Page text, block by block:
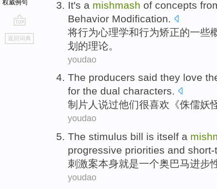
权威例句
go
top
返回词典
It's a mishmash of concepts
Behavior Modification
将行为心理学和行为矫正的一些
划 的理论。
youdao
The producers said they love
for the dual characters.
制片人 说过他们很喜欢 《侏儒妖
youdao
The stimulus bill is itself a
progressive priorities and short-
刺激案本身就是一个奥巴马进步
youdao